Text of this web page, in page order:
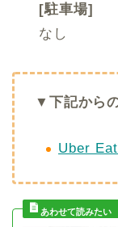
[駐車場]
なし
▼下記から
Uber